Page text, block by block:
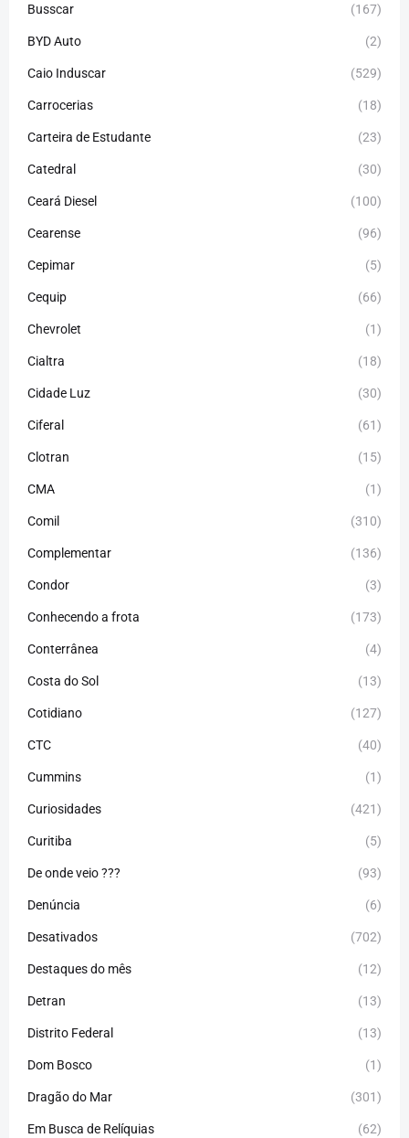
Busscar (167)
BYD Auto (2)
Caio Induscar (529)
Carrocerias (18)
Carteira de Estudante (23)
Catedral (30)
Ceará Diesel (100)
Cearense (96)
Cepimar (5)
Cequip (66)
Chevrolet (1)
Cialtra (18)
Cidade Luz (30)
Ciferal (61)
Clotran (15)
CMA (1)
Comil (310)
Complementar (136)
Condor (3)
Conhecendo a frota (173)
Conterrânea (4)
Costa do Sol (13)
Cotidiano (127)
CTC (40)
Cummins (1)
Curiosidades (421)
Curitiba (5)
De onde veio ??? (93)
Denúncia (6)
Desativados (702)
Destaques do mês (12)
Detran (13)
Distrito Federal (13)
Dom Bosco (1)
Dragão do Mar (301)
Em Busca de Relíquias (62)